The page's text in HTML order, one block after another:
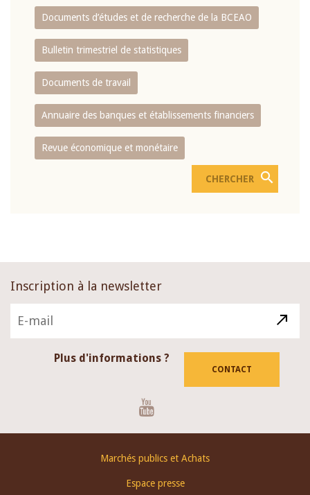
Documents d’études et de recherche de la BCEAO
Bulletin trimestriel de statistiques
Documents de travail
Annuaire des banques et établissements financiers
Revue économique et monétaire
Inscription à la newsletter
Plus d'informations ?
CONTACT
Marchés publics et Achats
Espace presse